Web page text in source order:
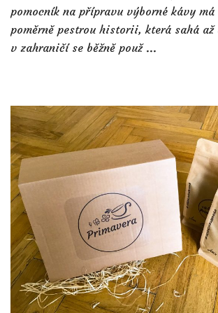
pomocník na přípravu výborné kávy má
poměrně pestrou historii, která sahá
v zahraničí se běžně použ ...